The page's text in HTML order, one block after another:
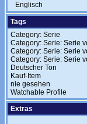
Englisch
Tags
Category: Serie
Category: Serie: Serie
Category: Serie: Serie
Category: Serie: Serie
Deutscher Ton
Kauf-Item
nie gesehen
Watchable Profile
Extras